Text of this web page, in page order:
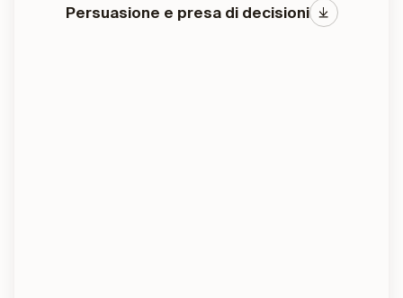
Persuasione e presa di decisioni